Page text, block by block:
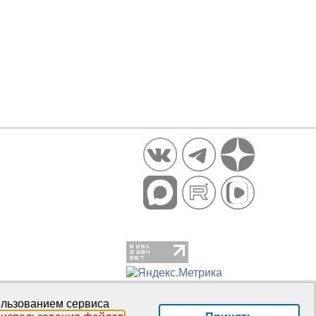
сервиса